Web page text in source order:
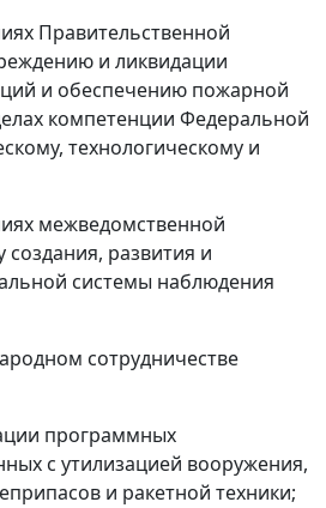
Правительственной
и ликвидации
и обеспечению пожарной
компетенции Федеральной
технологическому и
межведомственной
развития и
системы наблюдения
сотрудничестве
программных
с утилизацией вооружения,
и ракетной техники;